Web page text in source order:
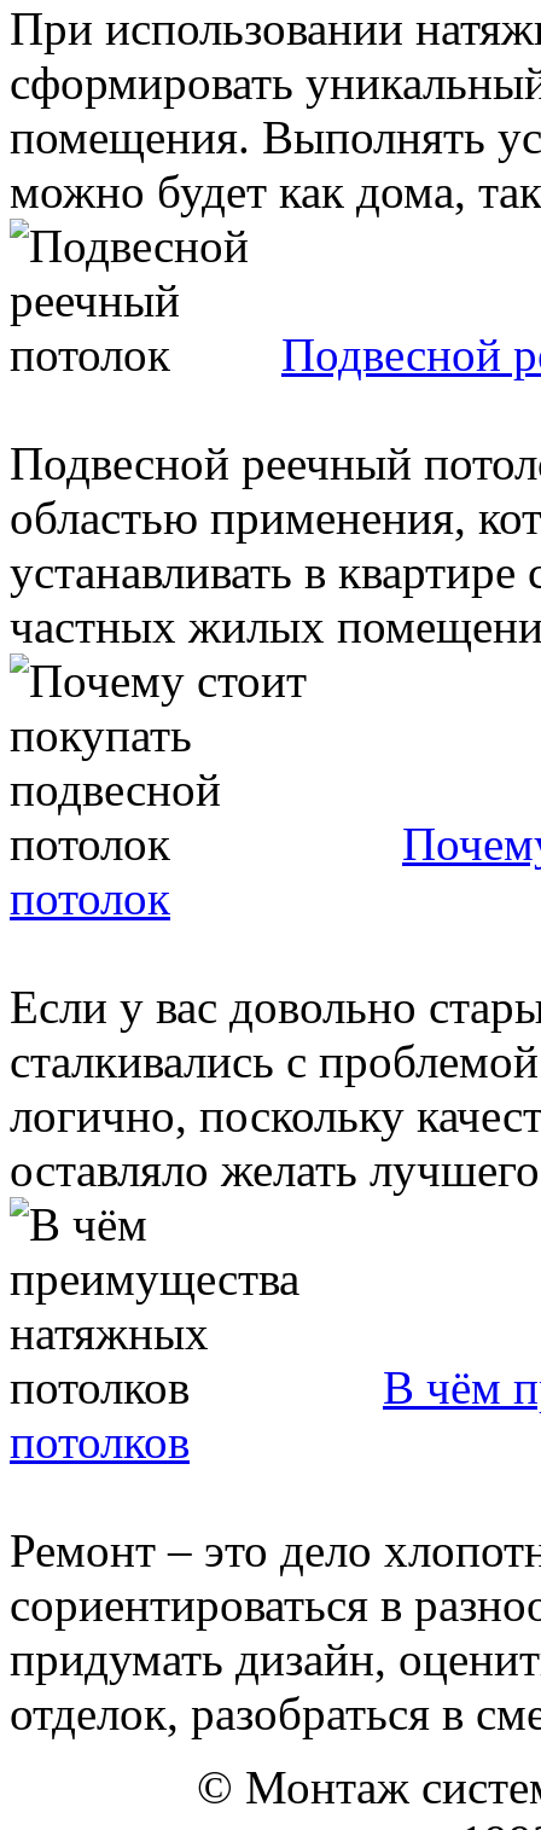
При использовании
сформировать
помещения. Выполнять
можно будет как дома,
Подвесной
Подвесной реечный
областью применения,
устанавливать в
частных жилых
потолок
Если у вас довольно
сталкивались с
логично, поскольку
оставляло желать
В чём
потолков
Ремонт – это дело
сориентироваться в
придумать дизайн,
отделок, разобраться в
© Монтаж